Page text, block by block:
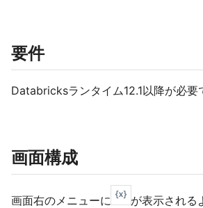
要件
Databricksランタイム12.1以降が必要
画面構成
画面右のメニューに が表示される